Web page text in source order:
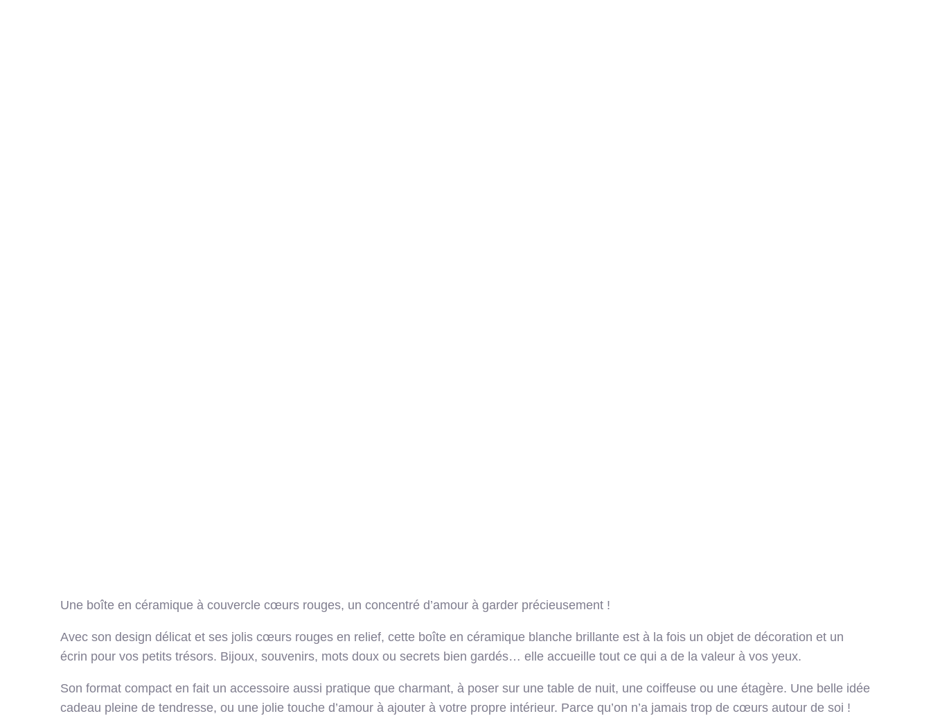
Une boîte en céramique à couvercle cœurs rouges, un concentré d’amour à garder précieusement !
Avec son design délicat et ses jolis cœurs rouges en relief, cette boîte en céramique blanche brillante est à la fois un objet de décoration et un
écrin pour vos petits trésors. Bijoux, souvenirs, mots doux ou secrets bien gardés… elle accueille tout ce qui a de la valeur à vos yeux.
Son format compact en fait un accessoire aussi pratique que charmant, à poser sur une table de nuit, une coiffeuse ou une étagère. Une belle idée
cadeau pleine de tendresse, ou une jolie touche d’amour à ajouter à votre propre intérieur. Parce qu’on n’a jamais trop de cœurs autour de soi !